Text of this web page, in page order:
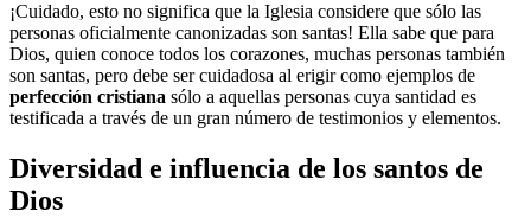
¡Cuidado, esto no significa que la Iglesia considere que sólo las
personas oficialmente canonizadas son santas! Ella sabe que para
Dios, quien conoce todos los corazones, muchas personas también
son santas, pero debe ser cuidadosa al erigir como ejemplos de
perfección cristiana sólo a aquellas personas cuya santidad es
testificada a través de un gran número de testimonios y elementos.
Diversidad e influencia de los santos de
Dios